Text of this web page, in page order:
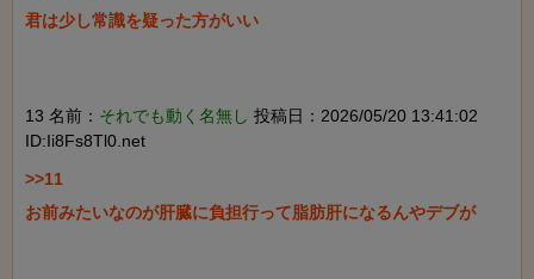
君は少し常識を疑った方がいい
13 名前： それでも動く名無し 投稿日：2026/05/20 13:41:02
ID:Ii8Fs8Tl0.net
>>11
お前みたいなのが肝臓に負担行って脂肪肝になるんやデブが